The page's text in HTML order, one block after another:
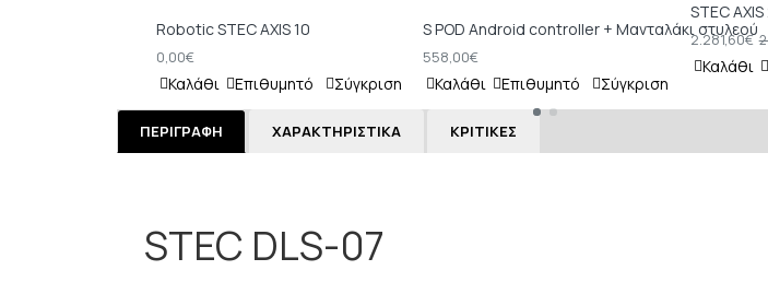
Robotic STEC AXIS 10
0,00€
Καλάθι Επιθυμητό Σύγκριση
S POD Android controller + Μανταλάκι στυλεού
558,00€
Καλάθι Επιθυμητό Σύγκριση
STEC AXIS
2.281,60€
Καλάθι
ΠΕΡΙΓΡΑΦΉ ΧΑΡΑΚΤΗΡΙΣΤΙΚΆ ΚΡΙΤΙΚΈΣ
STEC DLS-07